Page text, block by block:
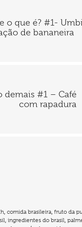
o que é? #1-
de bananeira
demais #1 – Café
com rapadura
, comida brasileira, fruto da
, ingredientes do brasil,